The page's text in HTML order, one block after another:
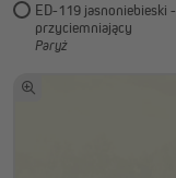
ED-119 jasnoniebieski -
przyciemniający
Paryż